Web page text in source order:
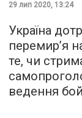
29 лип 2020, 13:24
Україна
перемир’я
те, чи
ведення